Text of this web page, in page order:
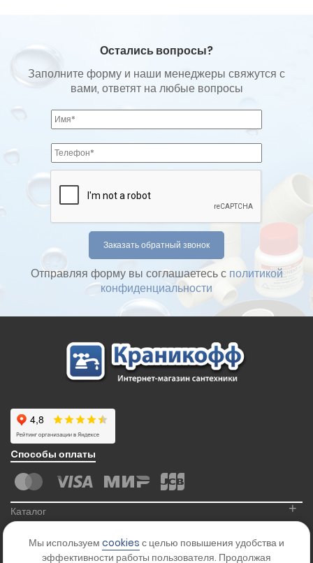
Остались вопросы?
Заполните форму и наши менеджеры свяжутся с
вами, ответят на любые вопросы
Отправляя форму вы соглашаетесь с политикой
конфиденциальности
Cпособы оплаты
Каталог +
Контакты
Мы используем cookies с целью повышения удобства и
эффективности работы пользователя. Продолжая